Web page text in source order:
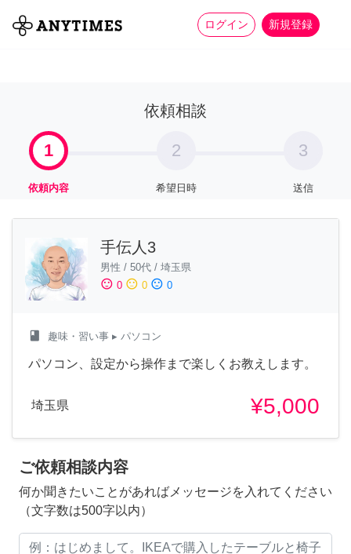
ログイン 新規登録
全て 家事 more_horiz
依頼相談
1
依頼内容
2
希望日時
3
送信
手伝人3
男性 / 50代 / 埼玉県
sentiment_satisfied 0 sentiment_neutral 0 sentiment_dissatisfied 0
class 趣味・習い事 ▸ パソコン
パソコン、設定から操作まで楽しくお教えします。
埼玉県 ¥5,000
ご依頼相談内容
何か聞きたいことがあればメッセージを入れてください
（文字数は500字以内）